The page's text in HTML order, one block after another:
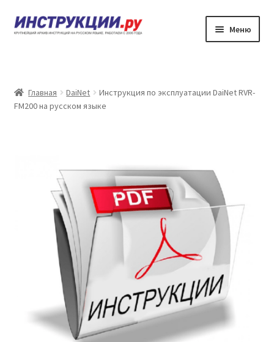
Перейти
к
Перейти
к
Меню
Каталог инструкций по эксплуатации
Контакты
Главная DaiNet
Инструкция по эксплуатации DaiNet RVR-
FM200 на русском языке